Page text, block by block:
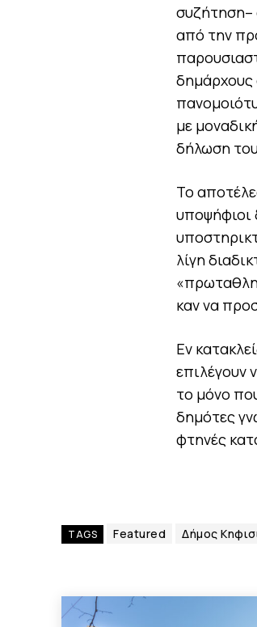
συζήτηση–
από την
δημάρχους
με
δήλωση
Το
υποψήφιοι
λίγη
καν να
Εν
επιλέγουν
το μόνο
δημότες
φτηνές
TAGS Featured Δήμος